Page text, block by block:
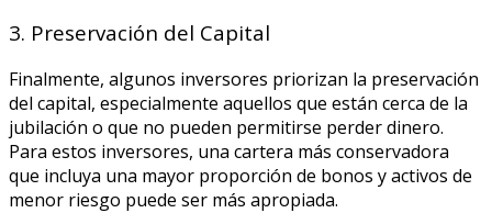
3. Preservación del Capital
Finalmente, algunos inversores priorizan la preservación
del capital, especialmente aquellos que están cerca de la
jubilación o que no pueden permitirse perder dinero.
Para estos inversores, una cartera más conservadora
que incluya una mayor proporción de bonos y activos de
menor riesgo puede ser más apropiada.